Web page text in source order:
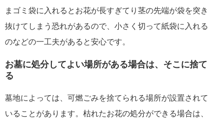
まゴミ袋に入れるとお花が長すぎてり茎の先端が袋を突き
抜けてしまう恐れがあるので、小さく切って紙袋に入れる
のなどの一工夫があると安心です。
お墓に処分してよい場所がある場合は、そこに捨て
る
墓地によっては、可燃ごみを捨てられる場所が設置されて
いることがあります。枯れたお花の処分ができる場合は、